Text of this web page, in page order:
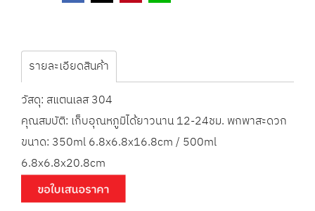
รายละเอียดสินค้า
วัสดุ: สแตนเลส 304
คุณสมบัติ: เก็บอุณหภูมิได้ยาวนาน 12-24ชม. พกพาสะดวก
ขนาด: 350ml 6.8x6.8x16.8cm / 500ml
6.8x6.8x20.8cm